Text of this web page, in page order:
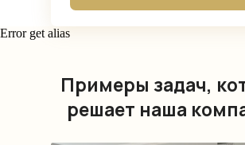
Error get alias
Примеры задач,
решает наша